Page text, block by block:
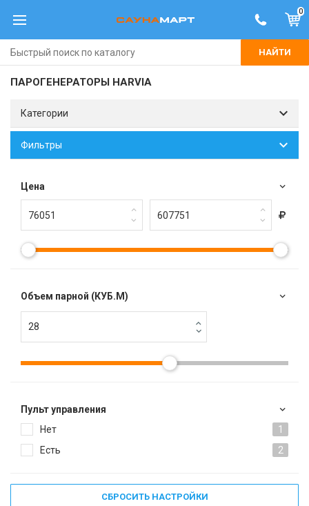
0
НАЙТИ
ПАРОГЕНЕРАТОРЫ HARVIA
Категории
Фильтры
Цена
Объем парной (КУБ.М)
Пульт управления
Нет
1
Есть
2
СБРОСИТЬ НАСТРОЙКИ